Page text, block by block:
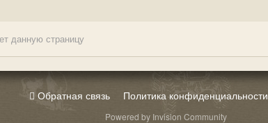
данную страницу
Обратная связь Политика конфиденциальности
Powered by Invision Community